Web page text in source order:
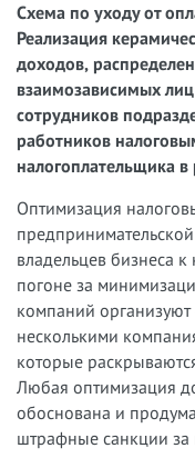
Схема по уходу от
Реализация
доходов,
взаимозависимых
сотрудников
работников
налогоплательщика в
Оптимизация
владельцев бизнеса
погоне за
компаний
несколькими
которые
Любая оптимизация
обоснована и
штрафные санкции за